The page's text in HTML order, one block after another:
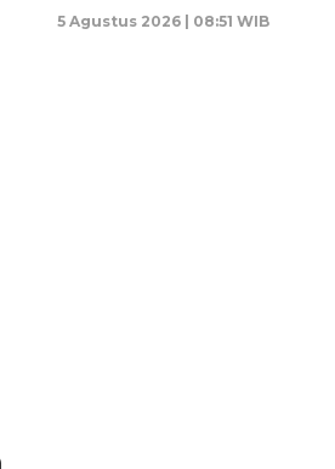
5 Agustus 2026 | 08:51 WIB